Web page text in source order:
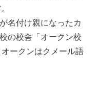
名付け親になったカ
の校舎「オークン校
ークンはクメール語